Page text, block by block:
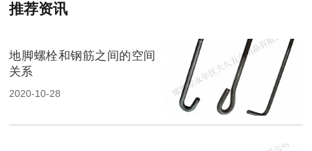
推荐资讯
地脚螺栓和钢筋之间的空间
关系
2020-10-28